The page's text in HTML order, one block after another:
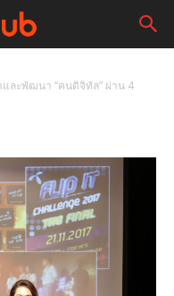
ละพัฒนา “คนดิจิทัล” ผ่าน 4